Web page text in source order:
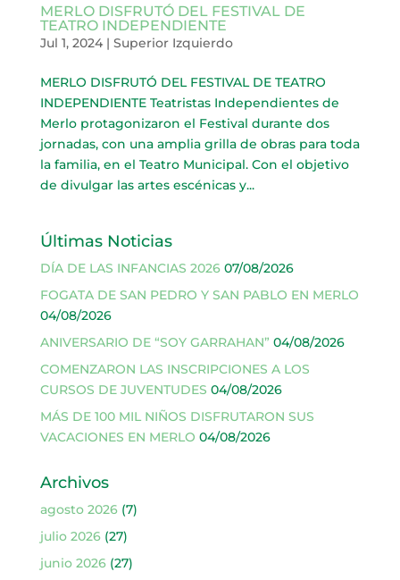
MERLO DISFRUTÓ DEL FESTIVAL DE
TEATRO INDEPENDIENTE
Jul 1, 2024| Superior Izquierdo
MERLO DISFRUTÓ DEL FESTIVAL DE TEATRO
INDEPENDIENTE Teatristas Independientes de
Merlo protagonizaron el Festival durante dos
jornadas, con una amplia grilla de obras para toda
la familia, en el Teatro Municipal. Con el objetivo
de divulgar las artes escénicas y...
Últimas Noticias
DÍA DE LAS INFANCIAS 2026 07/08/2026
FOGATA DE SAN PEDRO Y SAN PABLO EN MERLO
04/08/2026
ANIVERSARIO DE “SOY GARRAHAN” 04/08/2026
COMENZARON LAS INSCRIPCIONES A LOS
CURSOS DE JUVENTUDES 04/08/2026
MÁS DE 100 MIL NIÑOS DISFRUTARON SUS
VACACIONES EN MERLO 04/08/2026
Archivos
agosto 2026(7)
julio 2026(27)
junio 2026(27)